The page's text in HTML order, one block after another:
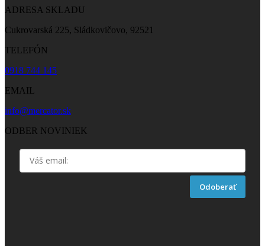
POŠTOVÁ ADRESA
Jasovská 3/A, 851 07 Bratislava
ADRESA SKLADU
Cukrovarská 225, Sládkovičovo, 92521
TELEFÓN
0918 744 145
EMAIL
info@mercator.sk